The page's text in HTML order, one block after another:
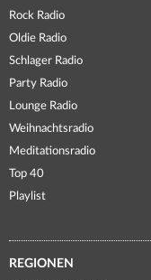
Rock Radio
Oldie Radio
Schlager Radio
Party Radio
Lounge Radio
Weihnachtsradio
Meditationsradio
Top 40
Playlist
REGIONEN